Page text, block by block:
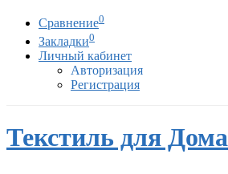
Сравнение0
Закладки0
Личный кабинет
Авторизация
Регистрация
Текстиль для Дома